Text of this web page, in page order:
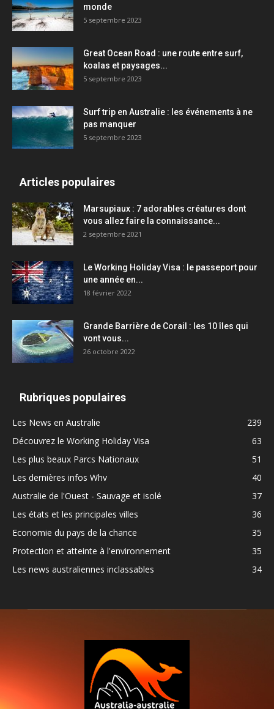
monde
5 septembre 2023
Great Ocean Road : une route entre surf,
koalas et paysages...
5 septembre 2023
Surf trip en Australie : les événements à ne
pas manquer
5 septembre 2023
Articles populaires
Marsupiaux : 7 adorables créatures dont
vous allez faire la connaissance...
2 septembre 2021
Le Working Holiday Visa : le passeport pour
une année en...
18 février 2022
Grande Barrière de Corail : les 10 îles qui
vont vous...
26 octobre 2022
Rubriques populaires
Les News en Australie
239
Découvrez le Working Holiday Visa
63
Les plus beaux Parcs Nationaux
51
Les dernières infos Whv
40
Australie de l'Ouest - Sauvage et isolé
37
Les états et les principales villes
36
Economie du pays de la chance
35
Protection et atteinte à l'environnement
35
Les news australiennes inclassables
34